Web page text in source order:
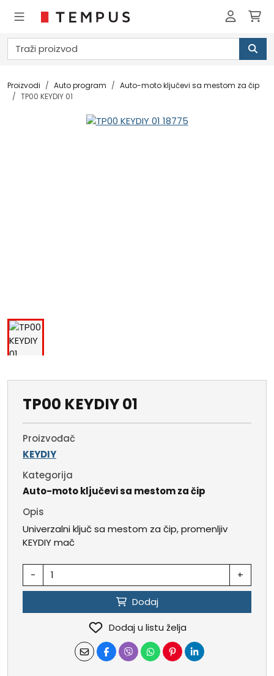
Proizvodi Auto program
Auto-moto ključevi sa mestom za čip
TP00 KEYDIY 01
TP00 KEYDIY 01
Proizvođač
KEYDIY
Kategorija
Auto-moto ključevi sa mestom za čip
Opis
Univerzalni ključ sa mestom za čip, promenljiv
KEYDIY mač
- +
Dodaj
Dodaj u listu želja